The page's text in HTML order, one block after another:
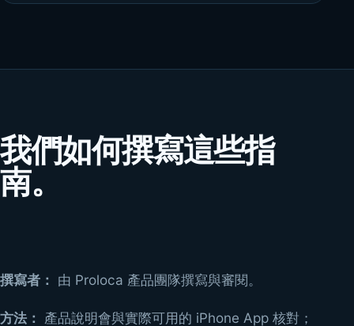
我們如何撰寫這些指
南。
撰寫者： 由 Proloca 產品團隊撰寫與審閱。
方法：
產品說明會與實際可用的 iPhone App 核對；